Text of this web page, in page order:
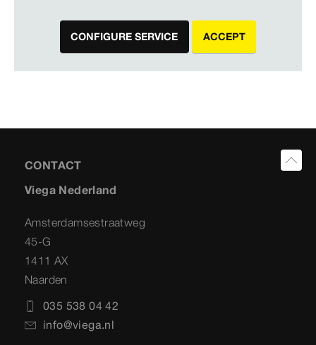
CONFIGURE SERVICE ACCEPT
CONTACT
Viega Nederland
Amsterdamsestraatweg
45-G
1411 AX
Naarden
035 538 04 42
info@viega.nl